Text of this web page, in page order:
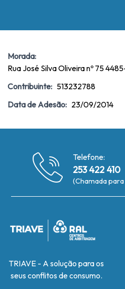
Morada:
Rua José Silva Oliveira nº 75
Contribuinte: 513232788
Data de Adesão: 23/09/2014
Telefone:
253 422 410
(Chamada
TRIAVE - A solução para os
seus conflitos de consumo.